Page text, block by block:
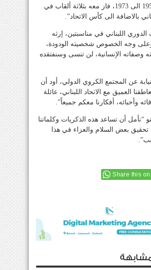
من العام 1952 الى 1973، فاز معه بثلاثة ألقاب في
بالاضافة الى كأس الاتحاد”.
الدوري اللبناني في مناسبتين، إرثه
وعلى وجه الخصوص شخصيته الودودة،
وصفاته الإنسانية، لن تنسى وسنفتقده
عن المجتمع الكروي الدولي، أود أن
العميق مع الاتحاد اللبناني، عائلة
وأحبائه، أفكارنا معكم جميعاً”.
“نأمل أن تساعد هذه الذكريات وكلماتنا
تحقيق بعض السلام والعزاء في هذا
Share this